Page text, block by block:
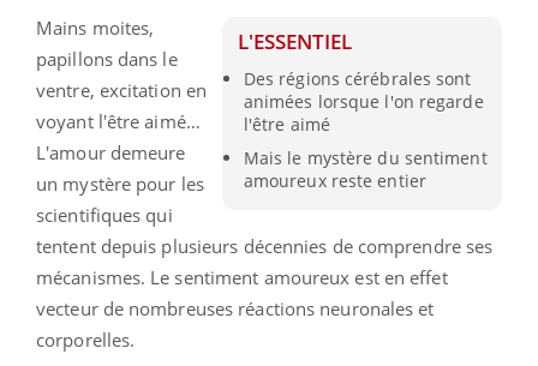
L'ESSENTIEL
Des régions cérébrales sont
animées lorsque l'on regarde
l'être aimé
Mais le mystère du sentiment
amoureux reste entier
Mains moites,
papillons dans le
ventre, excitation en
voyant l'être aimé…
L'amour demeure
un mystère pour les
scientifiques qui
tentent depuis plusieurs décennies de comprendre ses
mécanismes. Le sentiment amoureux est en effet
vecteur de nombreuses réactions neuronales et
corporelles.